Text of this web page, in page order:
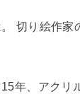
切り絵作家
年、アクリ